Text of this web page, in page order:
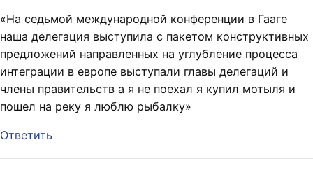
«На седьмой международной конференции в Гааге
наша делегация выступила с пакетом конструктивных
предложений направленных на углубление процесса
интеграции в европе выступали главы делегаций и
члены правительств а я не поехал я купил мотыля и
пошел на реку я люблю рыбалку»
Ответить